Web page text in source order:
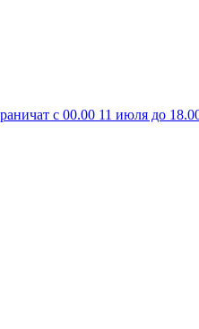
с 00.00 11 июля до